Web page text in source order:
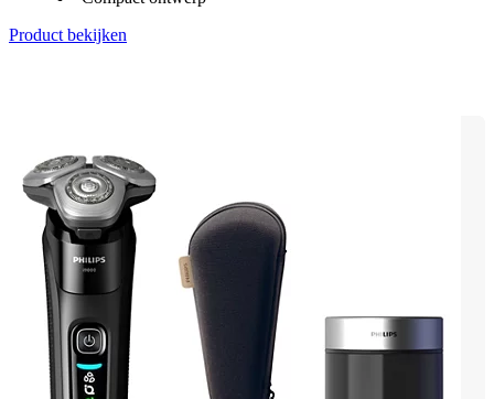
Product bekijken